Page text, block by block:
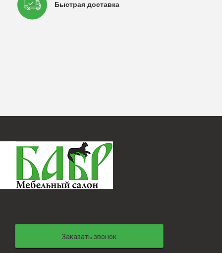
Быстрая доставка
Заказать звонок